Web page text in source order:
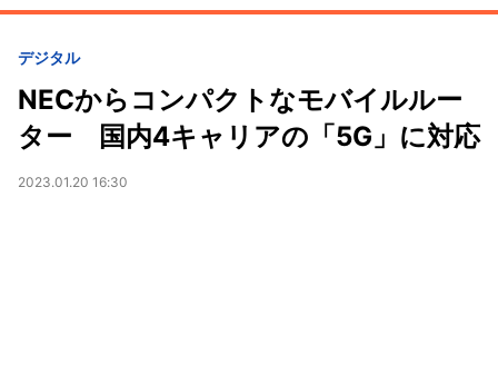
デジタル
NECからコンパクトなモバイルルー
ター 国内4キャリアの「5G」に対応
2023.01.20 16:30